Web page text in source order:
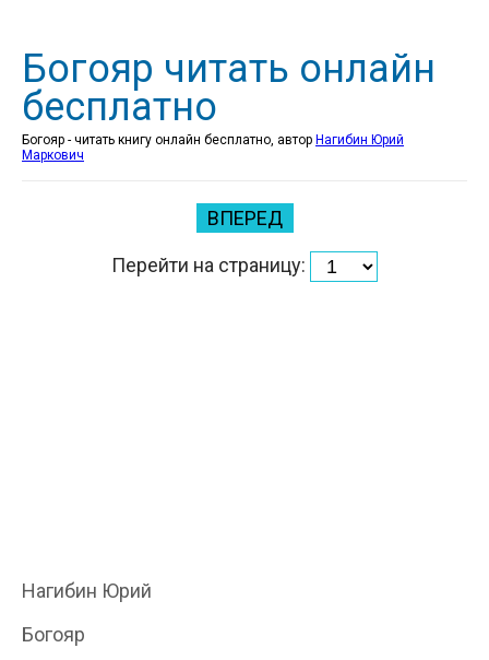
Богояр читать онлайн
бесплатно
Богояр - читать книгу онлайн бесплатно, автор Нагибин Юрий
Маркович
ВПЕРЕД
Перейти на страницу:
Нагибин Юрий
Богояр